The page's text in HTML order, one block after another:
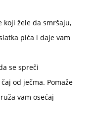
koji žele da smršaju,
pića i daje vam
se spreči
od ječma. Pomaže
vam osećaj